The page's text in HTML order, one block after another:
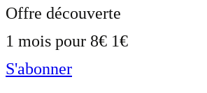
Offre découverte
1 mois pour 8€ 1€
S'abonner